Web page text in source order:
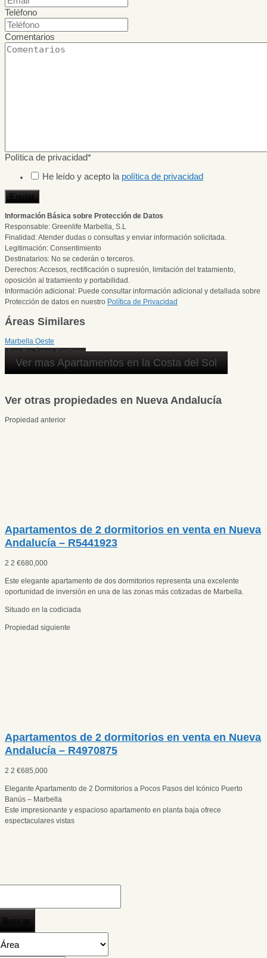
Teléfono
Comentarios
Política de privacidad*
He leído y acepto la política de privacidad
Enviar
Información Básica sobre Protección de Datos
Responsable: Greenlife Marbella, S.L
Finalidad: Atender dudas o consultas y enviar información solicitada.
Legitimación: Consentimiento
Destinatarios: No se cederán o terceros.
Derechos: Accesos, rectificación o supresión, limitación del tratamiento,
oposición al tratamiento y portabilidad.
Información adicional: Puede consultar información adicional y detallada sobre
Protección de datos en nuestro Política de Privacidad
Áreas Similares
Marbella Oeste
View the Áreas Similares
Ver mas Apartamentos en la Costa del Sol
Ver otras propiedades en Nueva Andalucía
Propiedad anterior
Apartamentos de 2 dormitorios en venta en Nueva
Andalucía – R5441923
2 2 €680,000
Este elegante apartamento de dos dormitorios representa una excelente
oportunidad de inversión en una de las zonas más cotizadas de Marbella.
Situado en la codiciada
Propiedad siguiente
Apartamentos de 2 dormitorios en venta en Nueva
Andalucía – R4970875
2 2 €685,000
Elegante Apartamento de 2 Dormitorios a Pocos Pasos del Icónico Puerto
Banús – Marbella
Este impresionante y espacioso apartamento en planta baja ofrece
espectaculares vistas